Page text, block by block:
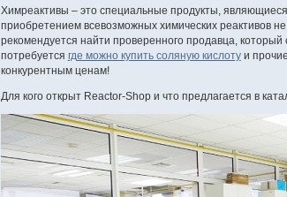
Химреактивы – это специальные продукты,
приобретением всевозможных химических реактивов
рекомендуется найти проверенного продавца,
потребуется где можно купить соляную кислотуи
конкурентным ценам!
Для кого открыт Reactor-Shop и что предлагается в